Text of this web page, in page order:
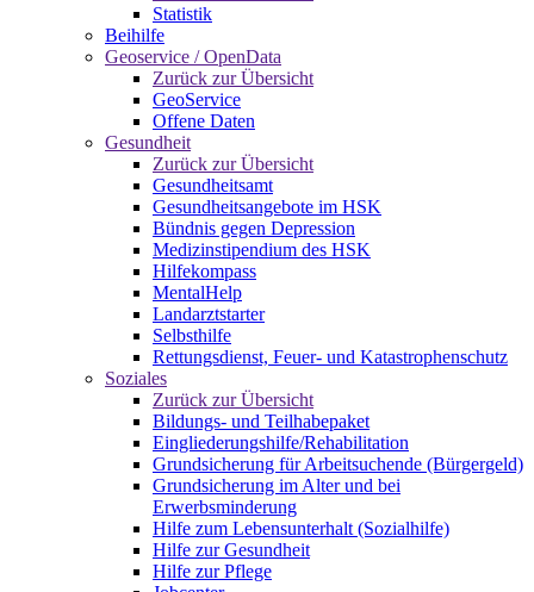
Statistik
Beihilfe
Geoservice / OpenData
Zurück zur Übersicht
GeoService
Offene Daten
Gesundheit
Zurück zur Übersicht
Gesundheitsamt
Gesundheitsangebote im HSK
Bündnis gegen Depression
Medizinstipendium des HSK
Hilfekompass
MentalHelp
Landarztstarter
Selbsthilfe
Rettungsdienst, Feuer- und Katastrophenschutz
Soziales
Zurück zur Übersicht
Bildungs- und Teilhabepaket
Eingliederungshilfe/Rehabilitation
Grundsicherung für Arbeitsuchende (Bürgergeld)
Grundsicherung im Alter und bei
Erwerbsminderung
Hilfe zum Lebensunterhalt (Sozialhilfe)
Hilfe zur Gesundheit
Hilfe zur Pflege